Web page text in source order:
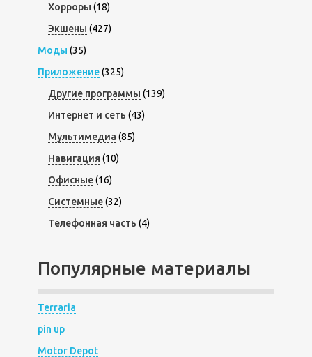
Хорроры (18)
Экшены (427)
Моды (35)
Приложение(325)
Другие программы (139)
Интернет и сеть (43)
Мультимедиа (85)
Навигация (10)
Офисные(16)
Системные(32)
Телефонная часть (4)
Популярные материалы
Terraria
pin up
Motor Depot